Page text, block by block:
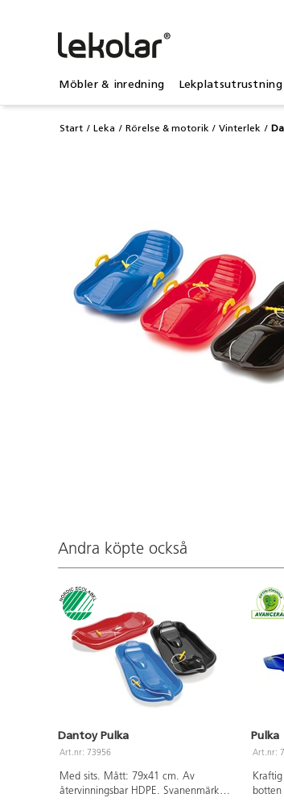
Möbler & inredning
Start Leka Rörelse & motorik Vinterlek
Andra köpte också
Dantoy Pulka
Art.nr: 73956
Med sits. Mått: 79x41 cm. Av
återvinningsbar HDPE. Svanenmärkt,
Pulka
Art.nr: